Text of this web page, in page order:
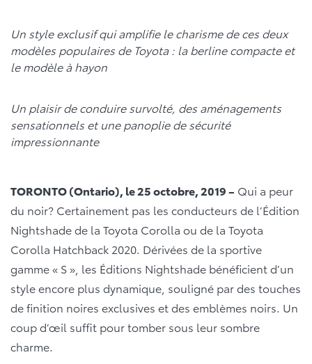
Un style exclusif qui amplifie le charisme de ces deux
modèles populaires de Toyota : la berline compacte et
le modèle à hayon
Un plaisir de conduire survolté, des aménagements
sensationnels et une panoplie de sécurité
impressionnante
TORONTO (Ontario), le 25 octobre, 2019 – Qui a peur
du noir? Certainement pas les conducteurs de l’Édition
Nightshade de la Toyota Corolla ou de la Toyota
Corolla Hatchback 2020. Dérivées de la sportive
gamme « S », les Éditions Nightshade bénéficient d’un
style encore plus dynamique, souligné par des touches
de finition noires exclusives et des emblèmes noirs. Un
coup d’œil suffit pour tomber sous leur sombre
charme.